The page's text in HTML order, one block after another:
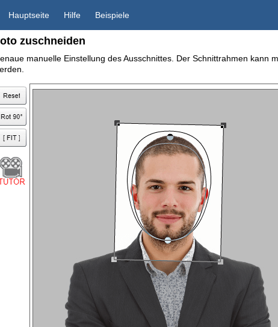
Hauptseite Hilfe Beispiele
zuschneiden
manuelle Einstellung des Ausschnittes. Der Schnittrahmen kann